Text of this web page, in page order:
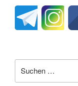
nach: